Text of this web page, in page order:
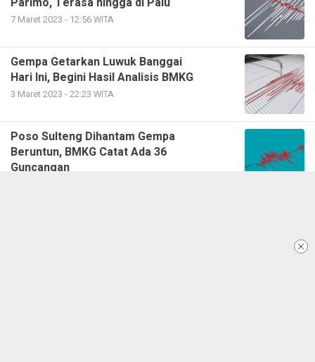
7 Maret 2023 - 12:56 WITA
Gempa Getarkan Luwuk Banggai
Hari Ini, Begini Hasil Analisis BMKG
3 Maret 2023 - 22:23 WITA
Poso Sulteng Dihantam Gempa
Beruntun, BMKG Catat Ada 36
Guncangan